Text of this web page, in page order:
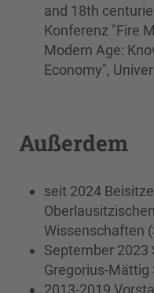
and 18th
Konferenz "Fire
Modern Age:
Economy",
Außerdem
seit 2024
Wissenschaften
September 2023
Gregorius-
2013-2019